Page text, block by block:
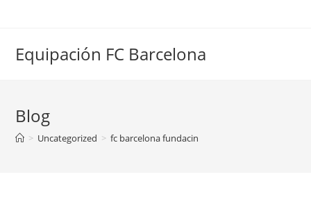
Equipación FC Barcelona
Blog
> Uncategorized > fc barcelona fundacin